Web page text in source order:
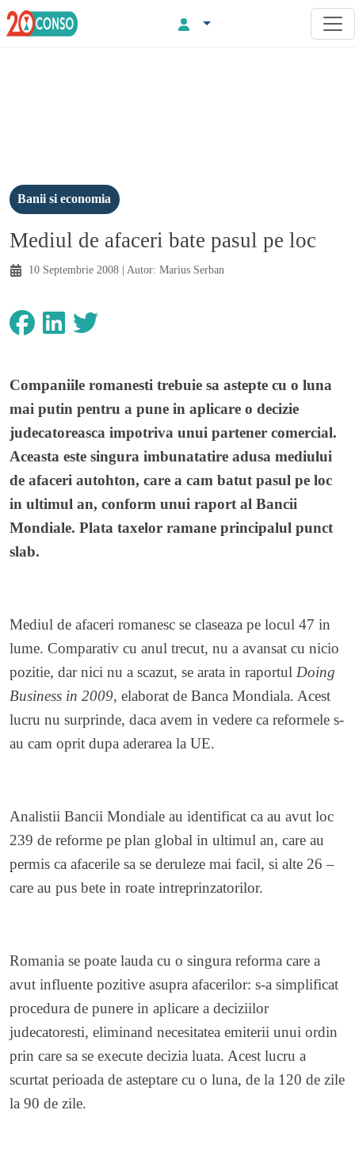
Banii si economia
Mediul de afaceri bate pasul pe loc
10 Septembrie 2008 | Autor: Marius Serban
Companiile romanesti trebuie sa astepte cu o luna
mai putin pentru a pune in aplicare o decizie
judecatoreasca impotriva unui partener comercial.
Aceasta este singura imbunatatire adusa mediului
de afaceri autohton, care a cam batut pasul pe loc
in ultimul an, conform unui raport al Bancii
Mondiale. Plata taxelor ramane principalul punct
slab.
Mediul de afaceri romanesc se claseaza pe locul 47 in
lume. Comparativ cu anul trecut, nu a avansat cu nicio
pozitie, dar nici nu a scazut, se arata in raportul Doing
Business in 2009, elaborat de Banca Mondiala. Acest
lucru nu surprinde, daca avem in vedere ca reformele s-
au cam oprit dupa aderarea la UE.
Analistii Bancii Mondiale au identificat ca au avut loc
239 de reforme pe plan global in ultimul an, care au
permis ca afacerile sa se deruleze mai facil, si alte 26 –
care au pus bete in roate intreprinzatorilor.
Romania se poate lauda cu o singura reforma care a
avut influente pozitive asupra afacerilor: s-a simplificat
procedura de punere in aplicare a deciziilor
judecatoresti, eliminand necesitatea emiterii unui ordin
prin care sa se execute decizia luata. Acest lucru a
scurtat perioada de asteptare cu o luna, de la 120 de zile
la 90 de zile.